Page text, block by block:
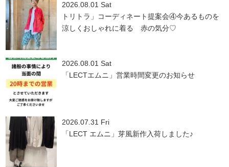
2026.08.01 Sat
トリトラ」コーディネート提案会④今あるものを
涼しくおしゃれに着る 赤の気分♡
2026.08.01 Sat
「LECTエムニ」営業時間変更のお知らせ
2026.07.31 Fri
「LECT エムニ」芽風新作入荷しました♪